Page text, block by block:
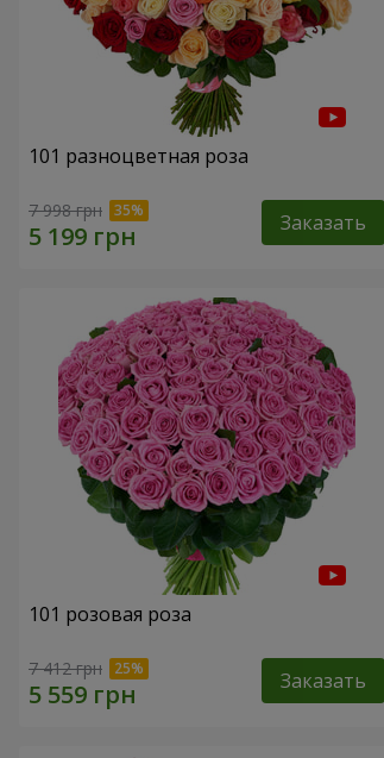
101 разноцветная роза
7 998 грн Заказать
101 розовая роза
7 412 грн Заказать